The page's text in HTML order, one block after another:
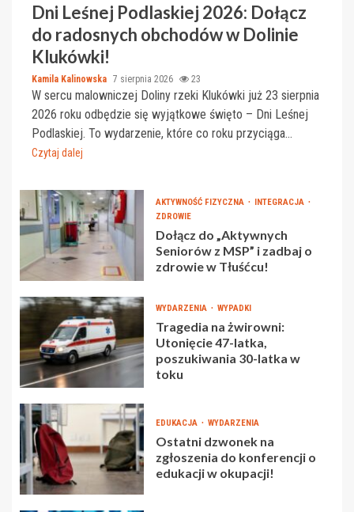
Dni Leśnej Podlaskiej 2026: Dołącz
do radosnych obchodów w Dolinie
Klukówki!
Kamila Kalinowska 7 sierpnia 2026 23
W sercu malowniczej Doliny rzeki Klukówki już 23 sierpnia
2026 roku odbędzie się wyjątkowe święto – Dni Leśnej
Podlaskiej. To wydarzenie, które co roku przyciąga...
Czytaj dalej
AKTYWNOŚĆ FIZYCZNA
INTEGRACJA
ZDROWIE
Dołącz do „Aktywnych
Seniorów z MSP” i zadbaj o
zdrowie w Tłuśćcu!
WYDARZENIA WYPADKI
Tragedia na żwirowni:
Utonięcie 47-latka,
poszukiwania 30-latka w
toku
EDUKACJA WYDARZENIA
Ostatni dzwonek na
zgłoszenia do konferencji o
edukacji w okupacji!